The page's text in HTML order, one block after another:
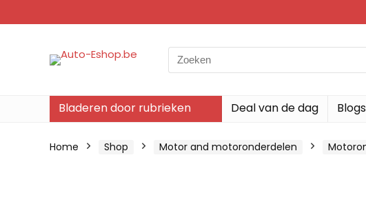
Search
for:
Bladeren door rubrieken Deal van de dag Blogs
Home Shop Motor and motoronderdelen